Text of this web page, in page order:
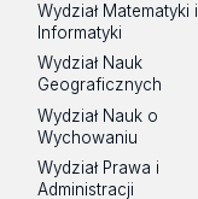
Wydział Matematyki i
Informatyki
Wydział Nauk
Geograficznych
Wydział Nauk o
Wychowaniu
Wydział Prawa i
Administracji